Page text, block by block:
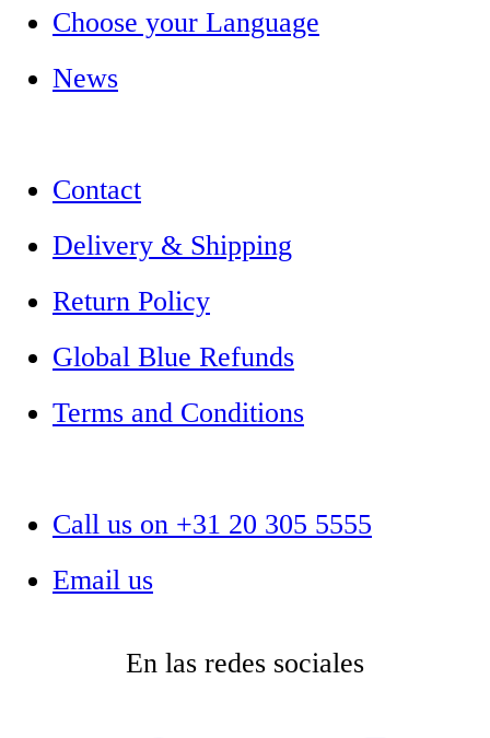
Choose your Language
News
Contact
Delivery & Shipping
Return Policy
Global Blue Refunds
Terms and Conditions
Call us on +31 20 305 5555
Email us
En las redes sociales